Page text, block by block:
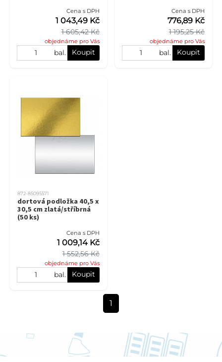
Cena s DPH
1 605,42 Kč
1 043,49 Kč
objednáme pro Vás
bal. Koupit
Cena s DPH
1 195,25 Kč
776,89 Kč
objednáme pro Vás
bal. Koupit
872-85095571
dortová podložka 40,5 x
30,5 cm zlatá/stříbrná
(50 ks)
Cena s DPH
1 552,56 Kč
1 009,14 Kč
objednáme pro Vás
bal. Koupit
1